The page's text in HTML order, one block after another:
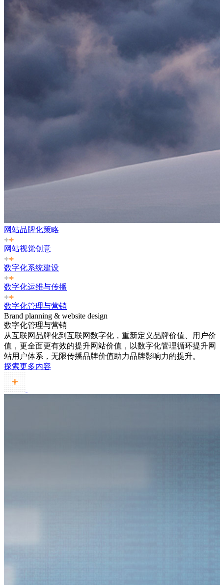
网站品牌化策略
网站视觉创意
数字化系统建设
数字化运维与传播
数字化管理与营销
Brand planning & website design
数字化管理与营销
从互联网品牌化到互联网数字化，重新定义品牌价值、用户价
值，更全面更有效的提升网站价值，以数字化管理循环提升网
站用户体系，无限传播品牌价值助力品牌影响力的提升。
探索更多内容